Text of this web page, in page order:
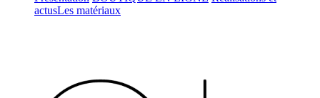
actusLes matériaux